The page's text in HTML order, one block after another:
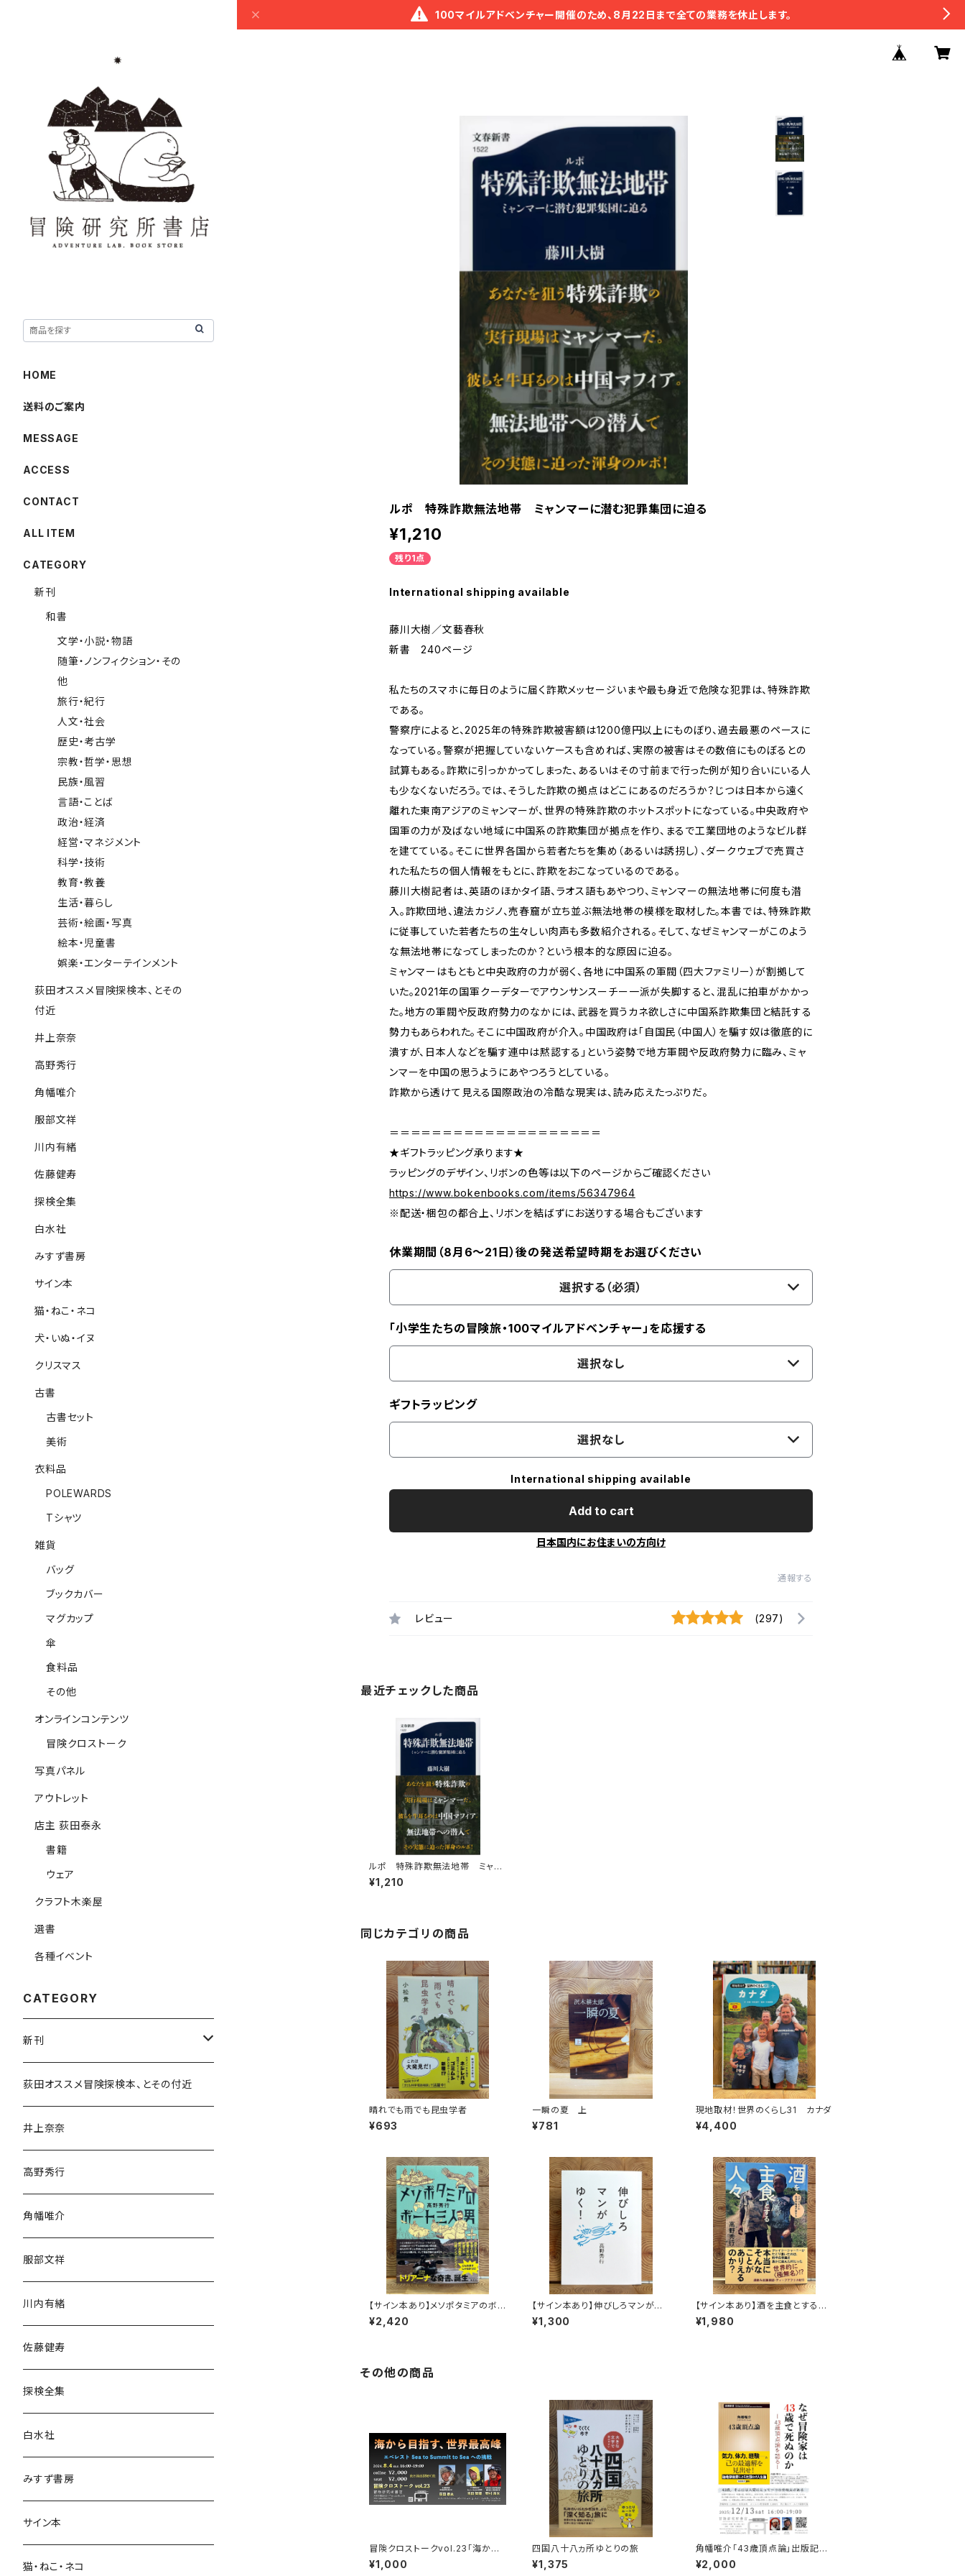
100マイルアドベンチャー開催のため、8月22日まで全ての業務を休止します。
ルポ 特殊詐欺無法地帯 ミャンマーに潜む犯罪集団に迫る
¥1,210
残り1点
International shipping available
藤川大樹／文藝春秋
新書 240ページ
私たちのスマホに毎日のように届く詐欺メッセージ――いまや最も身近で危険な犯罪は、特殊詐欺
である。
警察庁によると、2025年の特殊詐欺被害額は1200億円以上にものぼり、過去最悪のペースに
なっている。警察が把握していないケースも含めれば、実際の被害はその数倍にものぼるとの
試算もある。詐欺に引っかかってしまった、あるいはその寸前まで行った例が知り合いにいる人
も少なくないだろう。では、そうした詐欺の拠点はどこにあるのだろうか？じつは日本から遠く
離れた東南アジアのミャンマーが、世界の特殊詐欺のホットスポットになっている。中央政府や
国軍の力が及ばない地域に中国系の詐欺集団が拠点を作り、まるで工業団地のようなビル群
を建てている。そこに世界各国から若者たちを集め（あるいは誘拐し）、ダークウェブで売買さ
れた私たちの個人情報をもとに、詐欺をおこなっているのである。
藤川大樹記者は、英語のほかタイ語、ラオス語もあやつり、ミャンマーの無法地帯に何度も潜
入。詐欺団地、違法カジノ、売春窟が立ち並ぶ無法地帯の模様を取材した。本書では、特殊詐欺
に従事していた若者たちの生々しい肉声も多数紹介される。そして、なぜミャンマーがこのよう
な無法地帯になってしまったのか？という根本的な原因に迫る。
ミャンマーはもともと中央政府の力が弱く、各地に中国系の軍閥（四大ファミリー）が割拠して
いた。2021年の国軍クーデターでアウンサンスーチー一派が失脚すると、混乱に拍車がかかっ
た。地方の軍閥や反政府勢力のなかには、武器を買うカネ欲しさに中国系詐欺集団と結託する
勢力もあらわれた。そこに中国政府が介入。中国政府は「自国民（中国人）を騙す奴は徹底的に
潰すが、日本人などを騙す連中は黙認する」という姿勢で地方軍閥や反政府勢力に臨み、ミャ
ンマーを中国の思うようにあやつろうとしている。
詐欺から透けて見える国際政治の冷酷な現実は、読み応えたっぷりだ。
＝＝＝＝＝＝＝＝＝＝＝＝＝＝＝＝＝＝＝＝
★ギフトラッピング承ります★
ラッピングのデザイン、リボンの色等は以下のページからご確認ください
https://www.bokenbooks.com/items/56347964
※配送・梱包の都合上、リボンを結ばずにお送りする場合もございます
休業期間（8月6〜21日）後の発送希望時期をお選びください
選択する（必須）
「小学生たちの冒険旅・100マイルアドベンチャー」を応援する
選択なし
ギフトラッピング
選択なし
International shipping available
Add to cart
日本国内にお住まいの方向け
通報する
レビュー (297)
最近チェックした商品
ルポ 特殊詐欺無法地帯 ミャン
マーに潜む犯罪集団に迫る
¥1,210
同じカテゴリの商品
晴れでも雨でも昆虫学者
¥693
一瞬の夏 上
¥781
現地取材！世界のくらし31 カナダ
¥4,400
【サイン本あり】メソポタミアのボ
ート三人男
¥2,420
【サイン本あり】伸びしろマンがゆ
く！
¥1,300
【サイン本あり】酒を主食とする
人々 エチオピアの科学的秘境を
旅する
¥1,980
その他の商品
冒険クロストークvol.23「海から
目指す、世界最高峰」録画視聴権
¥1,000
四国八十八ヵ所ゆとりの旅
¥1,375
角幡唯介「43歳頂点論」出版記念
トークイベント録画視聴権
¥2,000
HOME
送料のご案内
MESSAGE
ACCESS
CONTACT
ALL ITEM
CATEGORY
新刊
和書
文学・小説・物語
随筆・ノンフィクション・その
他
旅行・紀行
人文・社会
歴史・考古学
宗教・哲学・思想
民族・風習
言語・ことば
政治・経済
経営・マネジメント
科学・技術
教育・教養
生活・暮らし
芸術・絵画・写真
絵本・児童書
娯楽・エンターテインメント
荻田オススメ冒険探検本、とその
付近
井上奈奈
高野秀行
角幡唯介
服部文祥
川内有緒
佐藤健寿
探検全集
白水社
みすず書房
サイン本
猫・ねこ・ネコ
犬・いぬ・イヌ
クリスマス
古書
古書セット
美術
衣料品
POLEWARDS
Tシャツ
雑貨
バッグ
ブックカバー
マグカップ
傘
食料品
その他
オンラインコンテンツ
冒険クロストーク
写真パネル
アウトレット
店主 荻田泰永
書籍
ウェア
クラフト木楽屋
選書
各種イベント
CATEGORY
新刊
和書
文学・小説・物語
随筆・ノンフィクション・その他
民族・風習
言語・ことば
荻田オススメ冒険探検本、とその付近
井上奈奈
高野秀行
角幡唯介
服部文祥
川内有緒
佐藤健寿
探検全集
白水社
みすず書房
サイン本
猫・ねこ・ネコ